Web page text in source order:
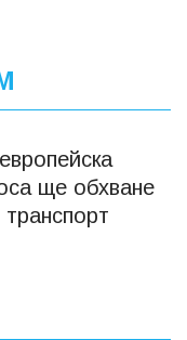
ще обхване